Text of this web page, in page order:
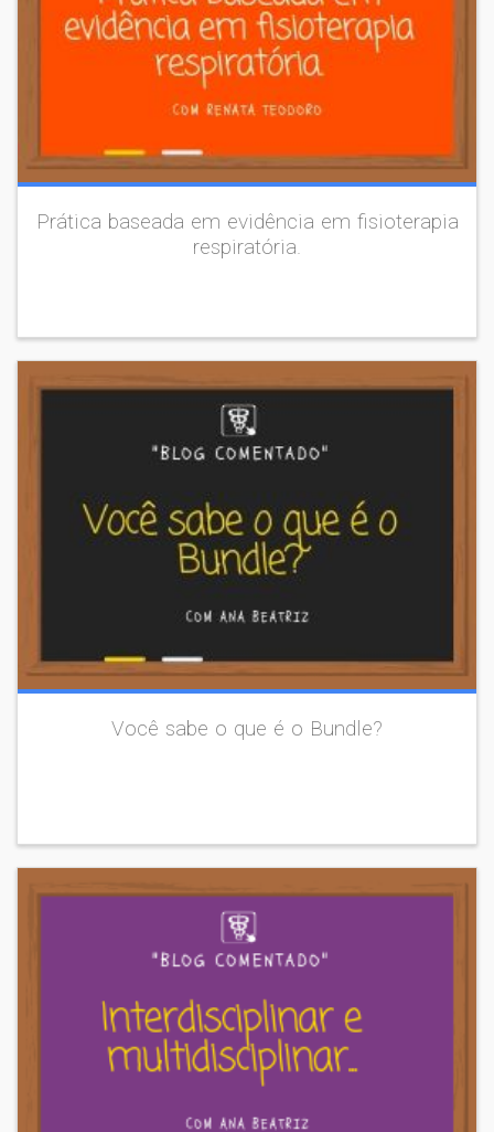
Prática baseada em evidência em fisioterapia
respiratória.
Você sabe o que é o Bundle?